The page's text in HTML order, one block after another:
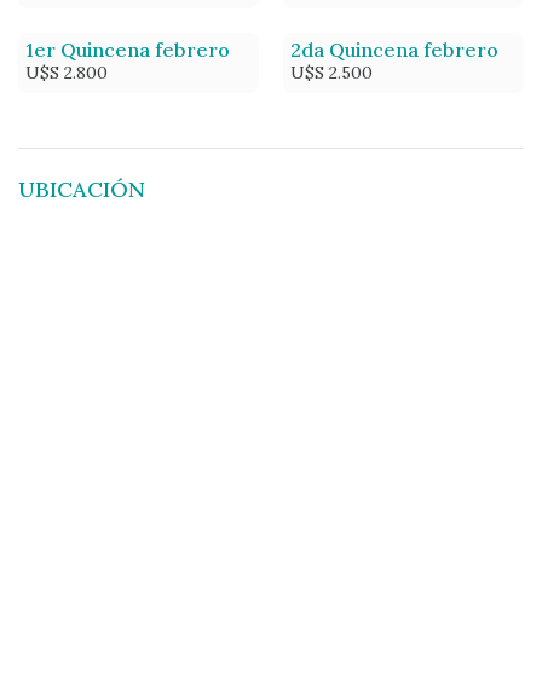
1er Quincena febrero
U$S 2.800
2da Quincena febrero
U$S 2.500
UBICACIÓN